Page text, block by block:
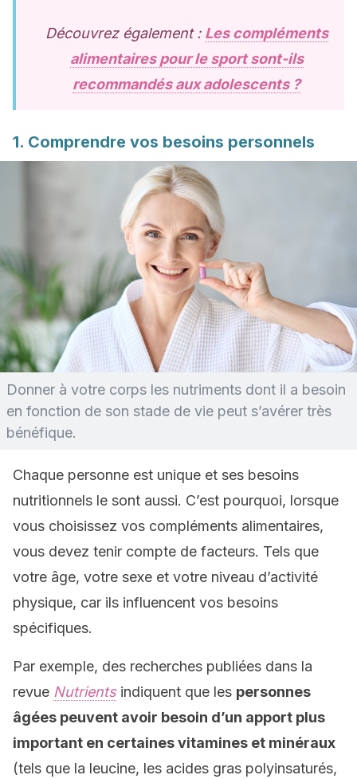
Découvrez également : Les compléments
alimentaires pour le sport sont-ils
recommandés aux adolescents ?
1. Comprendre vos besoins personnels
Donner à votre corps les nutriments dont il a besoin
en fonction de son stade de vie peut s’avérer très
bénéfique.
Chaque personne est unique et ses besoins
nutritionnels le sont aussi. C’est pourquoi, lorsque
vous choisissez vos compléments alimentaires,
vous devez tenir compte de facteurs. Tels que
votre âge, votre sexe et votre niveau d’activité
physique, car ils influencent vos besoins
spécifiques.
Par exemple, des recherches publiées dans la
revue Nutrients indiquent que les personnes
âgées peuvent avoir besoin d’un apport plus
important en certaines vitamines et minéraux
(tels que la leucine, les acides gras polyinsaturés,